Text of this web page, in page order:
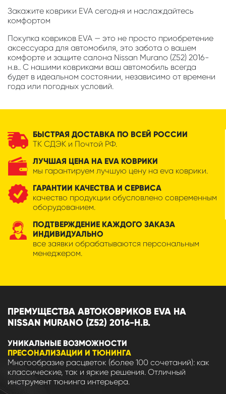
Закажите коврики EVA сегодня и наслаждайтесь
комфортом
Покупка ковриков EVA — это не просто приобретение
аксессуара для автомобиля, это забота о вашем
комфорте и защите салона Nissan Murano (Z52) 2016-
н.в.. С нашими ковриками ваш автомобиль всегда
будет в идеальном состоянии, независимо от времени
года или погодных условий.
БЫСТРАЯ ДОСТАВКА ПО ВСЕЙ РОССИИ
ТК СДЭК и Почтой РФ.
ЛУЧШАЯ ЦЕНА НА EVA КОВРИКИ
мы гарантируем лучшую цену на eva коврики.
ГАРАНТИИ КАЧЕСТВА И СЕРВИСА
качество продукции обусловлено современным
оборудованием.
ПОДТВЕРЖДЕНИЕ КАЖДОГО ЗАКАЗА
ИНДИВИДУАЛЬНО
все заявки обрабатываются персональным
менеджером.
ПРЕМУЩЕСТВА АВТОКОВРИКОВ EVA НА
NISSAN MURANO (Z52) 2016-Н.В.
УНИКАЛЬНЫЕ ВОЗМОЖНОСТИ
ПРЕСОНАЛИЗАЦИИ И ТЮНИНГА
Многообразие расцветок (более 100 сочетаний): как
классические, так и яркие решения. Отличный
инструмент тюнинга интерьера.